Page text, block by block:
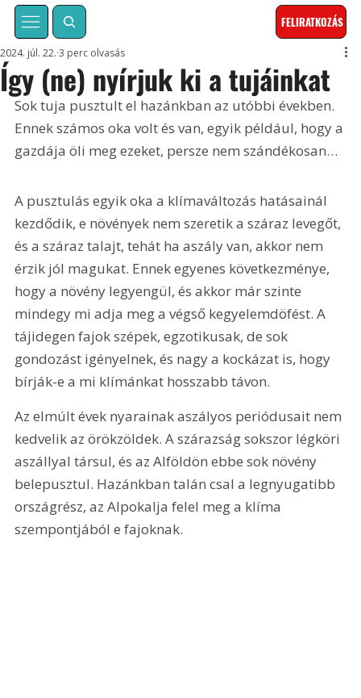
FELIRATKOZÁS
Így (ne) nyírjuk ki a tujáinkat
2024. júl. 22. 3 perc olvasás
Sok tuja pusztult el hazánkban az utóbbi években.
Ennek számos oka volt és van, egyik például, hogy a
gazdája öli meg ezeket, persze nem szándékosan…
A pusztulás egyik oka a klímaváltozás hatásainál
kezdődik, e növények nem szeretik a száraz levegőt,
és a száraz talajt, tehát ha aszály van, akkor nem
érzik jól magukat. Ennek egyenes következménye,
hogy a növény legyengül, és akkor már szinte
mindegy mi adja meg a végső kegyelemdöfést. A
tájidegen fajok szépek, egzotikusak, de sok
gondozást igényelnek, és nagy a kockázat is, hogy
bírják-e a mi klímánkat hosszabb távon.
Az elmúlt évek nyarainak aszályos periódusait nem
kedvelik az örökzöldek. A szárazság sokszor légköri
aszállyal társul, és az Alföldön ebbe sok növény
belepusztul. Hazánkban talán csal a legnyugatibb
országrész, az Alpokalja felel meg a klíma
szempontjából e fajoknak.